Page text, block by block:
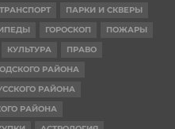
ТРАНСПОРТ
ПАРКИ И СКВЕРЫ
ГОРОСКОП
ПОЖАРЫ
КУЛЬТУРА
ПРАВО
РАЙОНА
РАЙОНА
РАЙОНА